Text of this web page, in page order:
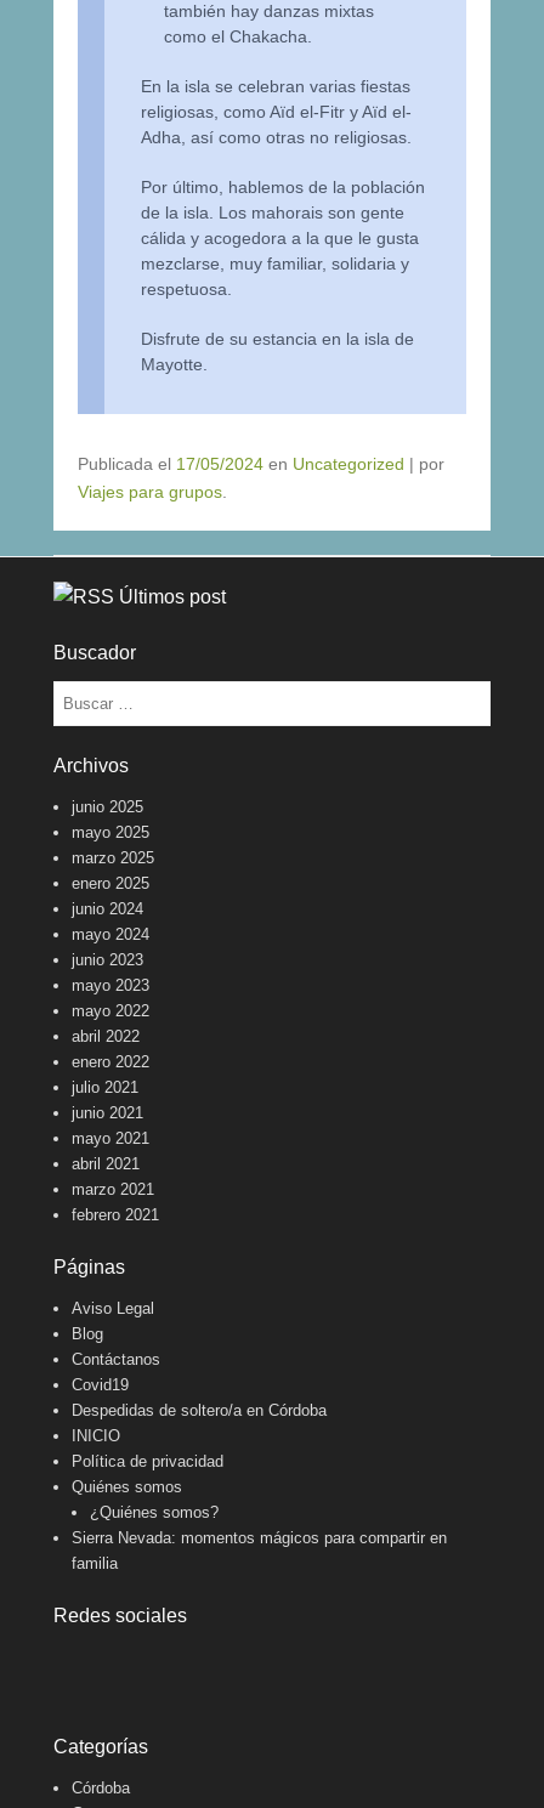
también hay danzas mixtas
como el Chakacha.
En la isla se celebran varias fiestas
religiosas, como Aïd el-Fitr y Aïd el-
Adha, así como otras no religiosas.
Por último, hablemos de la población
de la isla. Los mahorais son gente
cálida y acogedora a la que le gusta
mezclarse, muy familiar, solidaria y
respetuosa.
Disfrute de su estancia en la isla de
Mayotte.
Publicada el 17/05/2024 en Uncategorized | por
Viajes para grupos
Últimos post
Buscador
Buscar
Archivos
junio 2025
mayo 2025
marzo 2025
enero 2025
junio 2024
mayo 2024
junio 2023
mayo 2023
mayo 2022
abril 2022
enero 2022
julio 2021
junio 2021
mayo 2021
abril 2021
marzo 2021
febrero 2021
Páginas
Aviso Legal
Blog
Contáctanos
Covid19
Despedidas de soltero/a en Córdoba
INICIO
Política de privacidad
Quiénes somos
¿Quiénes somos?
Sierra Nevada: momentos mágicos para compartir en
familia
Redes sociales
Categorías
Córdoba